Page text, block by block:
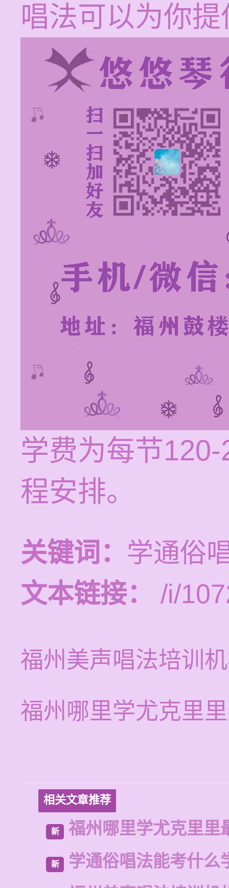
唱法可以为你
学费为每节
程安排。
关键词： 学通俗
文本链接：
/i/
福州美声唱法培训
福州哪里学尤克里
相关文章推荐
新 福州哪里学尤克里里
新
学通俗唱法能考什么